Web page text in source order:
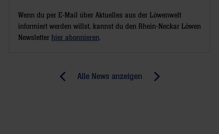
Wenn du per E-Mail über Aktuelles aus der Löwenwelt
informiert werden willst, kannst du den Rhein-Neckar Löwen
Newsletter hier abonnieren.
Alle News anzeigen